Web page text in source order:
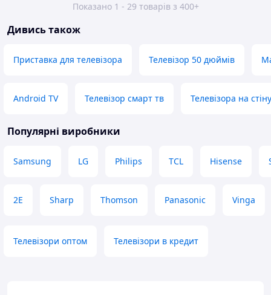
Показано 1 - 29 товарів з 400+
Дивись також
Приставка для телевізора Телевізор 50 дюймів
Android TV Телевізор смарт тв Телевізора на стіну
Популярні виробники
Samsung LG Philips TCL Hisense
2E Sharp Thomson Panasonic Vinga
Телевізори оптом Телевізори в кредит